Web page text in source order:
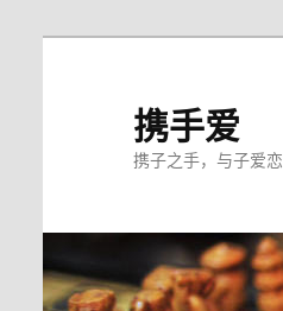
携手爱
携子之手，与子爱恋